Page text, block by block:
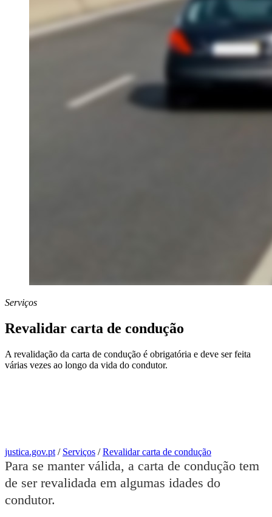
Serviços
Revalidar carta de condução
A revalidação da carta de condução é obrigatória e deve ser feita
várias vezes ao longo da vida do condutor.
justica.gov.pt / Serviços /Revalidar carta de condução
Para se manter válida, a carta de condução tem
de ser revalidada em algumas idades do
condutor.